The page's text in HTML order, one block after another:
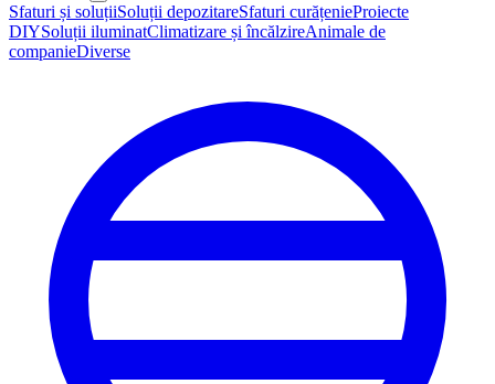
Sfaturi și soluțiiSoluții depozitareSfaturi curățenieProiecte
DIYSoluții iluminatClimatizare și încălzireAnimale de
companieDiverse